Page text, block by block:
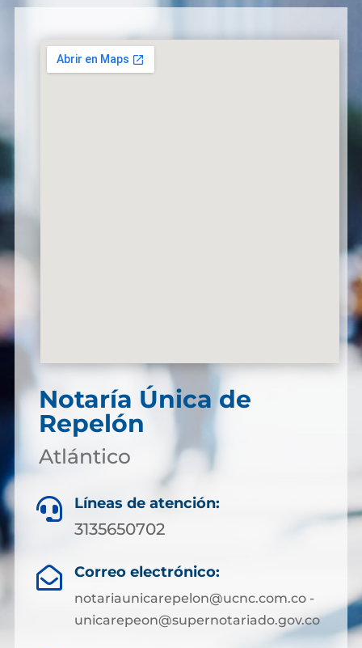
Notaría Única de
Repelón
Atlántico
 Líneas de atención:
3135650702
 Correo electrónico:
notariaunicarepelon@ucnc.com.co -
unicarepeon@supernotariado.gov.co